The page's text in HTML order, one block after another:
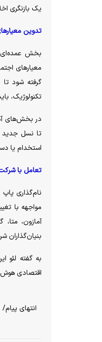
یک بازنگری
تدوین
بخش عمده‌ای
معیار‌های
گرفته شود
تکنولوژیک،
در بخش‌های
تا نسل جدید
استخدام یا
تعامل با
نام‌گذاری
مواجهه با
آمازون، متا،
بنیان‌گذاران
به گفته لئو
اقتصادی هوش
انتهای پیام/